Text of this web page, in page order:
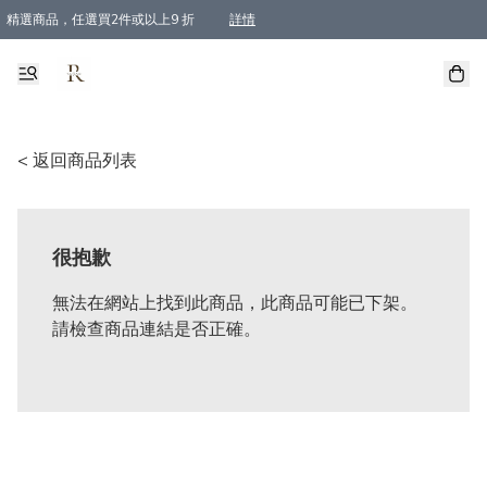
精選商品，任選買2件或以上9 折 詳情
< 返回商品列表
很抱歉
無法在網站上找到此商品，此商品可能已下架。
請檢查商品連結是否正確。